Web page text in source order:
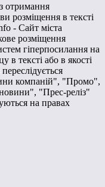
отримання
розміщення в тексті
- Сайт міста
розміщення
гіперпосилання на
в тексті або в якості
компаній", "Промо",
"Прес-реліз"
на правах